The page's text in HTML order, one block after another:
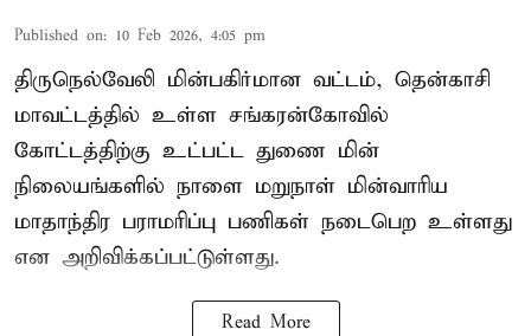
Published on: 10 Feb 2026, 4:05 pm
திருநெல்வேலி மின்பகிர்மான வட்டம், தென்காசி
மாவட்டத்தில் உள்ள சங்கரன்கோவில்
கோட்டத்திற்கு உட்பட்ட துணை மின்
நிலையங்களில் நாளை மறுநாள் மின்வாரிய
மாதாந்திர பராமரிப்பு பணிகள் நடைபெற உள்ளது
என அறிவிக்கப்பட்டுள்ளது.
Read More